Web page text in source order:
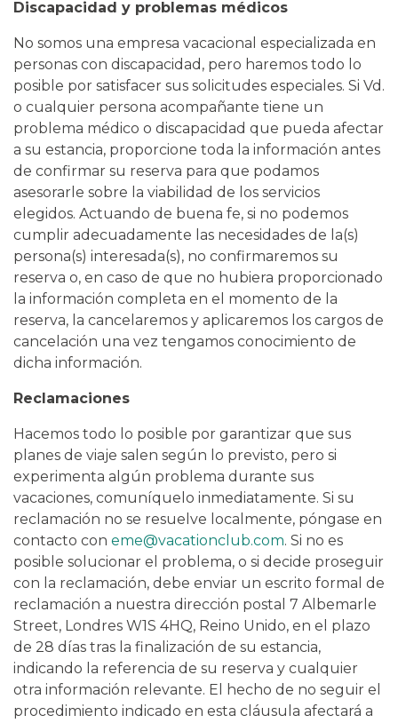
Discapacidad y problemas médicos
No somos una empresa vacacional especializada en
personas con discapacidad, pero haremos todo lo
posible por satisfacer sus solicitudes especiales. Si Vd.
o cualquier persona acompañante tiene un
problema médico o discapacidad que pueda afectar
a su estancia, proporcione toda la información antes
de confirmar su reserva para que podamos
asesorarle sobre la viabilidad de los servicios
elegidos. Actuando de buena fe, si no podemos
cumplir adecuadamente las necesidades de la(s)
persona(s) interesada(s), no confirmaremos su
reserva o, en caso de que no hubiera proporcionado
la información completa en el momento de la
reserva, la cancelaremos y aplicaremos los cargos de
cancelación una vez tengamos conocimiento de
dicha información.
Reclamaciones
Hacemos todo lo posible por garantizar que sus
planes de viaje salen según lo previsto, pero si
experimenta algún problema durante sus
vacaciones, comuníquelo inmediatamente. Si su
reclamación no se resuelve localmente, póngase en
contacto con eme@vacationclub.com. Si no es
posible solucionar el problema, o si decide proseguir
con la reclamación, debe enviar un escrito formal de
reclamación a nuestra dirección postal 7 Albemarle
Street, Londres W1S 4HQ, Reino Unido, en el plazo
de 28 días tras la finalización de su estancia,
indicando la referencia de su reserva y cualquier
otra información relevante. El hecho de no seguir el
procedimiento indicado en esta cláusula afectará a